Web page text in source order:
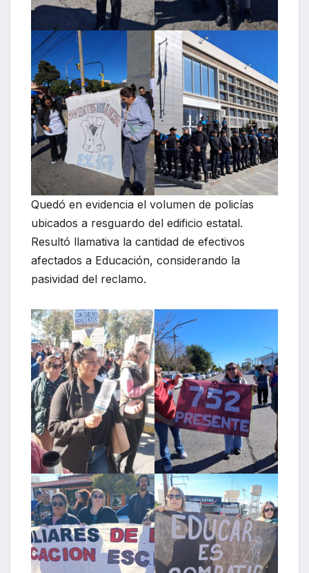
Quedó en evidencia el volumen de policías
ubicados a resguardo del edificio estatal.
Resultó llamativa la cantidad de efectivos
afectados a Educación, considerando la
pasividad del reclamo.